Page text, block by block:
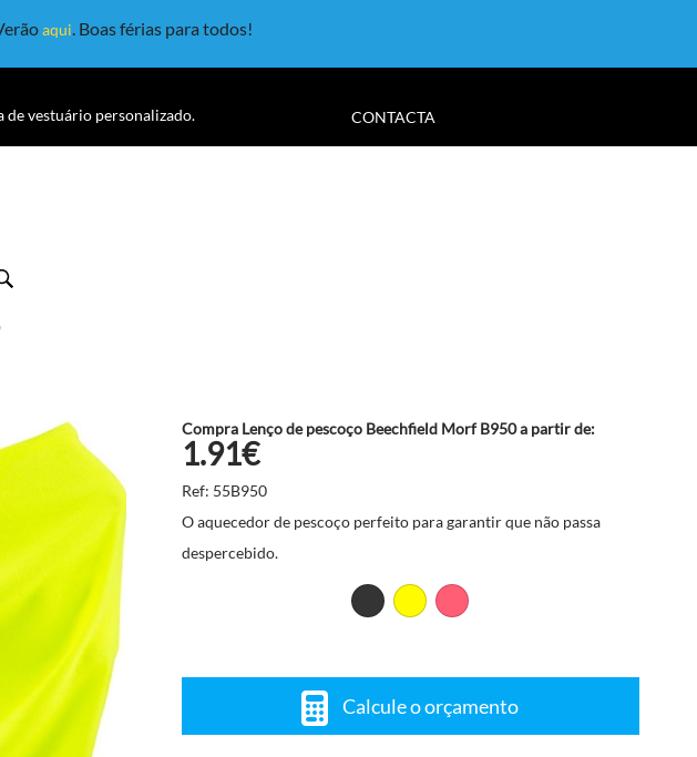
aqui. Boas férias para todos!
de vestuário personalizado. CONTACTA
Compra Lenço de pescoço Beechfield Morf B950 a partir de:
1.91€
Ref: 55B950
O aquecedor de pescoço perfeito para garantir que não passa
despercebido.
Calcule o orçamento